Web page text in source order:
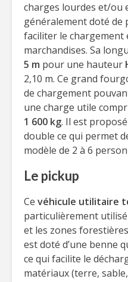
charges lourdes et/ou
généralement doté
faciliter le chargement
marchandises. Sa
5 m pour une hauteur
2,10 m. Ce grand
de chargement
une charge utile
1 600 kg. Il est
double ce qui permet
modèle de 2 à 6
Le pickup
Ce véhicule utilitaire
particulièrement
et les zones
est doté d’une benne
ce qui facilite le
matériaux (terre,